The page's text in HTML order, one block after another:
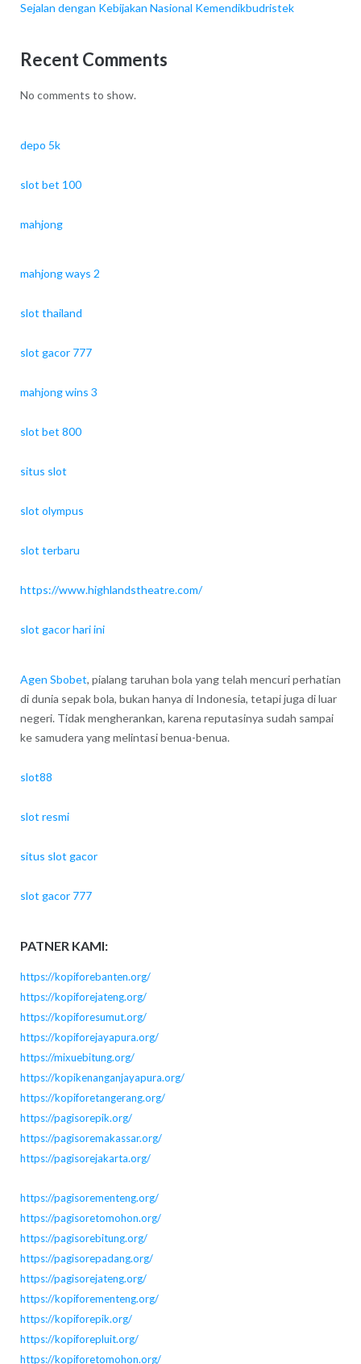
Sejalan dengan Kebijakan Nasional Kemendikbudristek
Recent Comments
No comments to show.
depo 5k
slot bet 100
mahjong
mahjong ways 2
slot thailand
slot gacor 777
mahjong wins 3
slot bet 800
situs slot
slot olympus
slot terbaru
https://www.highlandstheatre.com/
slot gacor hari ini
Agen Sbobet, pialang taruhan bola yang telah mencuri perhatian
di dunia sepak bola, bukan hanya di Indonesia, tetapi juga di luar
negeri. Tidak mengherankan, karena reputasinya sudah sampai
ke samudera yang melintasi benua-benua.
slot88
slot resmi
situs slot gacor
slot gacor 777
PATNER KAMI:
https://kopiforebanten.org/
https://kopiforejateng.org/
https://kopiforesumut.org/
https://kopiforejayapura.org/
https://mixuebitung.org/
https://kopikenanganjayapura.org/
https://kopiforetangerang.org/
https://pagisorepik.org/
https://pagisoremakassar.org/
https://pagisorejakarta.org/
https://pagisorementeng.org/
https://pagisoretomohon.org/
https://pagisorebitung.org/
https://pagisorepadang.org/
https://pagisorejateng.org/
https://kopiforementeng.org/
https://kopiforepik.org/
https://kopiforepluit.org/
https://kopiforetomohon.org/